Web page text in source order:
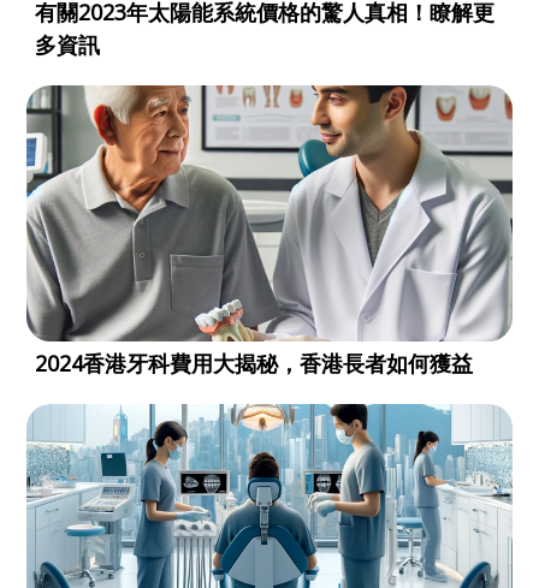
有關2023年太陽能系統價格的驚人真相！瞭解更
多資訊
2024香港牙科費用大揭秘，香港長者如何獲益